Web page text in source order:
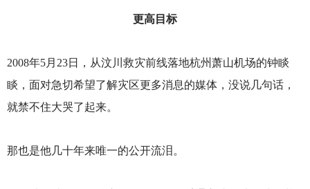
更高目标
2008年5月23日，从汶川救灾前线落地杭州萧山机场的钟睒
睒，面对急切希望了解灾区更多消息的媒体，没说几句话，
就禁不住大哭了起来。
那也是他几十年来唯一的公开流泪。